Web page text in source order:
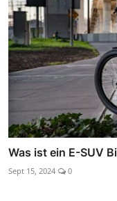
Was ist ein E-SUV
Sept 15, 2024 0